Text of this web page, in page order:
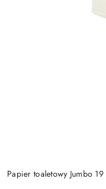
Papier toaletowy Jumbo